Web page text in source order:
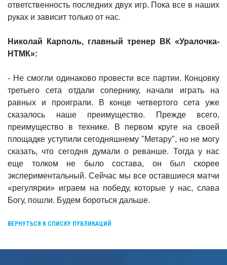
ответственность последних двух игр. Пока все в наших
руках и зависит только от нас.
Николай Карполь, главный тренер ВК «Уралочка-
НТМК»:
- Не смогли одинаково провести все партии. Концовку
третьего сета отдали сопернику, начали играть на
равных и проиграли. В конце четвертого сета уже
сказалось наше преимущество. Прежде всего,
преимущество в технике. В первом круге на своей
площадке уступили сегодняшнему "Метару", но не могу
сказать, что сегодня думали о реванше. Тогда у нас
еще толком не было состава, он был скорее
экспериментальный. Сейчас мы все оставшиеся матчи
«регулярки» играем на победу, которые у нас, слава
Богу, пошли. Будем бороться дальше.
ВЕРНУТЬСЯ К СПИСКУ ПУБЛИКАЦИЙ